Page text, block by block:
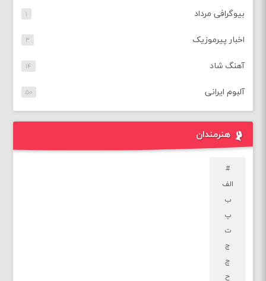
بیوگرافی مرداد ۱
اخبار پیرموزیک ۳
آهنگ شاد ۱۴
آلبوم ایرانی ۵۰
هنرمندان
#
الف
ب
پ
ت
ج
چ
ح